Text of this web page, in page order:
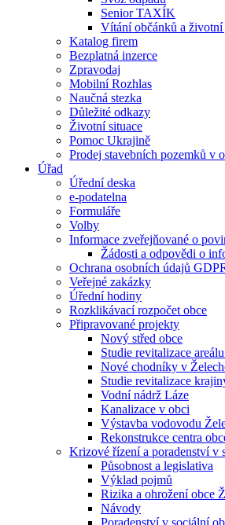
Senior TAXÍK
Vítání občánků a životní
Katalog firem
Bezplatná inzerce
Zpravodaj
Mobilní Rozhlas
Naučná stezka
Důležité odkazy
Životní situace
Pomoc Ukrajině
Prodej stavebních pozemků v
Úřad
Úřední deska
e-podatelna
Formuláře
Volby
Informace zveřejňované o
Žádosti a odpovědi o
Ochrana osobních údajů
Veřejné zakázky
Úřední hodiny
Rozklikávací rozpočet obce
Připravované projekty
Nový střed obce
Studie revitalizace
Nové chodníky v
Studie revitalizace
Vodní nádrž Láze
Kanalizace v obci
Výstavba vodovodu
Rekonstrukce centra
Krizové řízení a poradenství v
Působnost a legislativa
Výklad pojmů
Rizika a ohrožení obce
Návody
Poradenství v sociální